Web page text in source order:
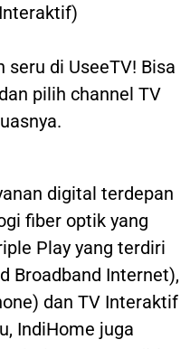
di UseeTV! Bisa
pilih channel TV
digital terdepan
fiber optik yang
Play yang terdiri
Broadband Internet),
dan TV Interaktif
IndiHome juga